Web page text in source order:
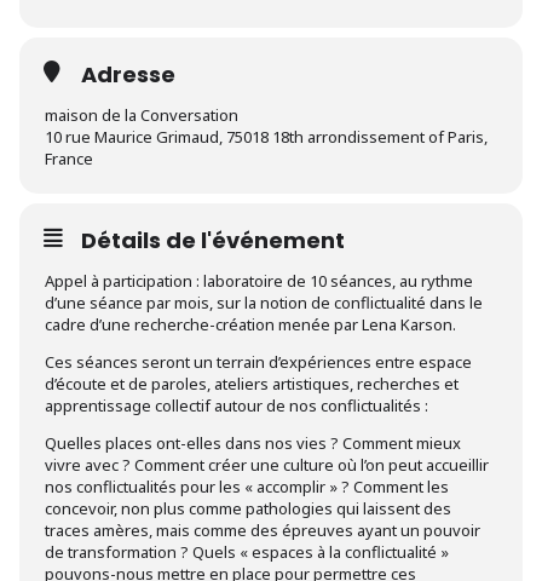
Adresse
maison de la Conversation
10 rue Maurice Grimaud, 75018 18th arrondissement of Paris,
France
Détails de l'événement
Appel à participation : laboratoire de 10 séances, au rythme
d’une séance par mois, sur la notion de conflictualité dans le
cadre d’une recherche-création menée par Lena Karson.
Ces séances seront un terrain d’expériences entre espace
d’écoute et de paroles, ateliers artistiques, recherches et
apprentissage collectif autour de nos conflictualités :
Quelles places ont-elles dans nos vies ? Comment mieux
vivre avec ? Comment créer une culture où l’on peut accueillir
nos conflictualités pour les « accomplir » ? Comment les
concevoir, non plus comme pathologies qui laissent des
traces amères, mais comme des épreuves ayant un pouvoir
de transformation ? Quels « espaces à la conflictualité »
pouvons-nous mettre en place pour permettre ces